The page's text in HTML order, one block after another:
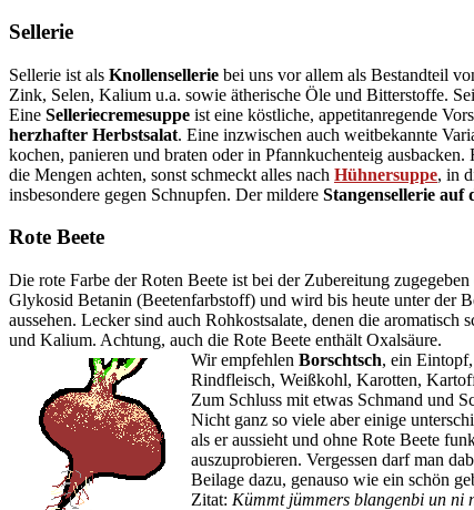
Sellerie
Sellerie ist als Knollensellerie bei uns vor allem als Bestandteil
Zink, Selen, Kalium u.a. sowie ätherische Öle und Bitterstoffe.
Eine Selleriecremesuppe ist eine köstliche, appetitanregende
herzhafter Herbstsalat. Eine inzwischen auch weitbekannte
kochen, panieren und braten oder in Pfannkuchenteig
die Mengen achten, sonst schmeckt alles nach Hühnersuppe, in
insbesondere gegen Schnupfen. Der mildere Stangensellerie auf
Rote Beete
Die rote Farbe der Roten Beete ist bei der Zubereitung
Glykosid Betanin (Beetenfarbstoff) und wird bis heute unter der
aussehen. Lecker sind auch Rohkostsalate, denen die
und Kalium. Achtung, auch die Rote Beete enthält Oxalsäure.
Wir empfehlen Borschtsch, ein
Rindfleisch, Weißkohl, Karotten,
Zum Schluss mit etwas Schmand und
Nicht ganz so viele aber einige
als er aussieht und ohne Rote Beete
auszuprobieren. Vergessen darf man
Beilage dazu, genauso wie ein schön
Zitat: Kümmt jümmers blangenbi un ni